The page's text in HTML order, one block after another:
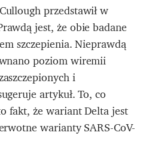
przedstawił w
jest, że obie badane
szczepienia. Nieprawdą
poziom wiremii
i
artykuł. To, co
fakt, że wariant Delta jest
warianty SARS-CoV-